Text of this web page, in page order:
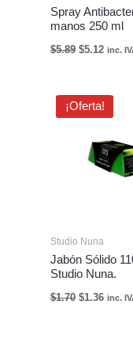
Spray
manos 250 ml
$5.89 $5.12 inc.
¡Oferta!
Studio Nuna
Jabón Sólido
Studio Nuna.
$1.70
El
precio
original
$1.70.
$1.36
El
precio
actual
$1.36.
inc.